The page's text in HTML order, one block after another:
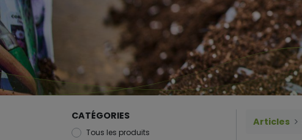
CATÉGORIES
Tous les produits
Articles